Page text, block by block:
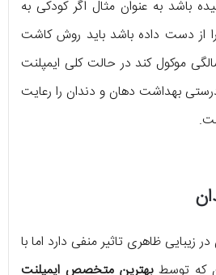
باشد به عنوان مثال اگر کودکی به
از دست داده باشد باید روش کاشت
را به بعد از 16 سالگی موکول کند در حالت کلی ایمپلنت
بهداشت دهان و دندان را رعایت
زیبایی ظاهری تاثیر منفی دارد اما با
که توسطبهترین متخصص ایمپلنت